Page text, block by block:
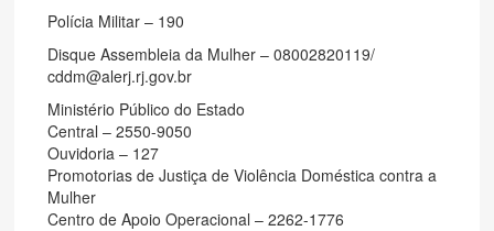
Polícia Militar – 190
Disque Assembleia da Mulher – 08002820119/
cddm@alerj.rj.gov.br
Ministério Público do Estado
Central – 2550-9050
Ouvidoria – 127
Promotorias de Justiça de Violência Doméstica contra a
Mulher
Centro de Apoio Operacional – 2262-1776